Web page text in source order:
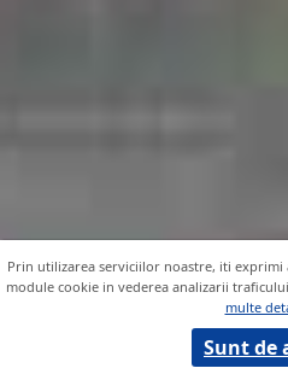
Prin utilizarea serviciilor noastre, iti
module cookie in vederea analizarii
multe
Sunt de